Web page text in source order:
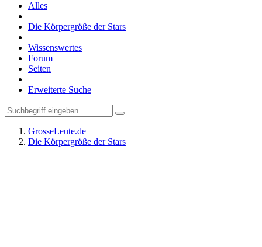
Alles
Die Körpergröße der Stars
Wissenswertes
Forum
Seiten
Erweiterte Suche
GrosseLeute.de
Die Körpergröße der Stars